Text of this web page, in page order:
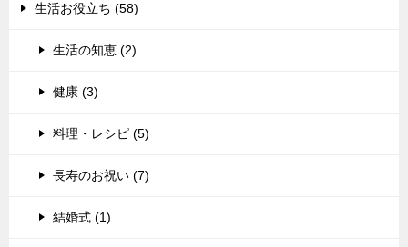
生活お役立ち (58)
生活の知恵 (2)
健康 (3)
料理・レシピ (5)
長寿のお祝い (7)
結婚式 (1)